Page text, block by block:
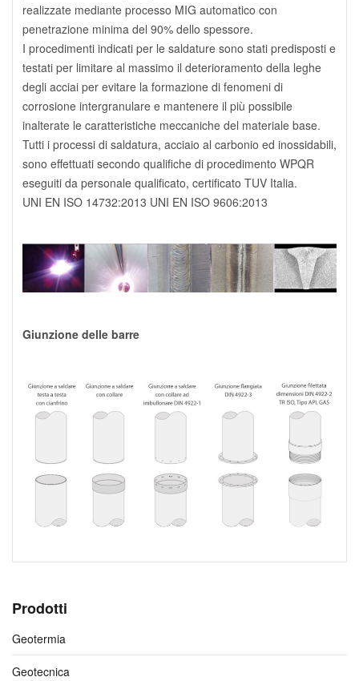
realizzate mediante processo MIG automatico con
penetrazione minima del 90% dello spessore.
I procedimenti indicati per le saldature sono stati predisposti e
testati per limitare al massimo il deterioramento della leghe
degli acciai per evitare la formazione di fenomeni di
corrosione intergranulare e mantenere il più possibile
inalterate le caratteristiche meccaniche del materiale base.
Tutti i processi di saldatura, acciaio al carbonio ed inossidabili,
sono effettuati secondo qualifiche di procedimento WPQR
eseguiti da personale qualificato, certificato TUV Italia.
UNI EN ISO 14732:2013 UNI EN ISO 9606:2013
Giunzione delle barre
Prodotti
Geotermia
Geotecnica